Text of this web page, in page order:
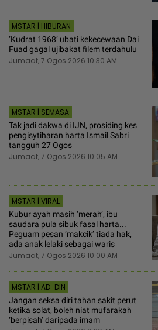
MSTAR | HIBURAN
‘Kudrat 1968‘ ubati kekecewaan Dai
Fuad gagal ujibakat filem terdahulu
Jumaat, 7 Ogos 2026 10:30 AM
MSTAR | SEMASA
Tak jadi dakwa di IJN, prosiding kes
pengisytiharan harta Ismail Sabri
tangguh 27 Ogos
Jumaat, 7 Ogos 2026 10:05 AM
MSTAR | VIRAL
Kubur ayah masih ‘merah’, ibu
saudara pula sibuk fasal harta...
Peguam pesan ‘makcik’ tiada hak,
ada anak lelaki sebagai waris
Jumaat, 7 Ogos 2026 10:00 AM
MSTAR | AD-DIN
Jangan seksa diri tahan sakit perut
ketika solat, boleh niat mufarakah
‘berpisah’ daripada imam